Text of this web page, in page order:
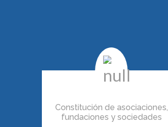
Constitución de asociaciones,
fundaciones y sociedades